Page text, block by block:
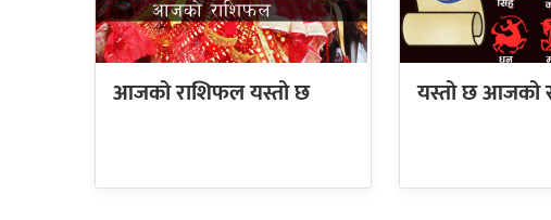
आजको राशिफल यस्तो छ यस्तो छ आजको